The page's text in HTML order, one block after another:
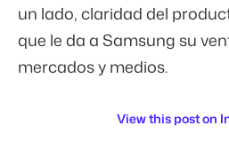
un lado, claridad del
que le da a Samsung su
mercados y medios.
View this post on